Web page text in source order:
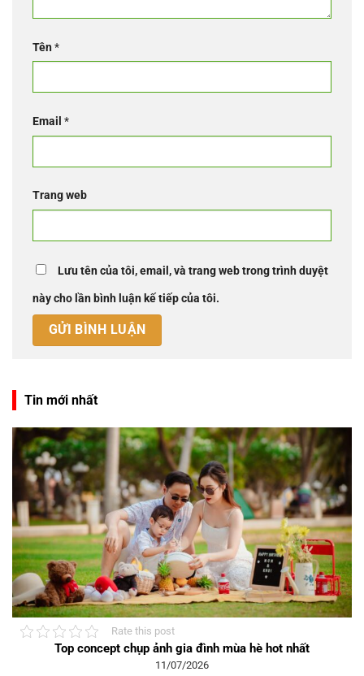
Tên*
Email *
Trang web
Lưu tên của tôi, email, và trang web trong trình duyệt
này cho lần bình luận kế tiếp của tôi.
Tin mới nhất
Rate this post
Top concept chụp ảnh gia đình mùa hè hot nhất
11/07/2026